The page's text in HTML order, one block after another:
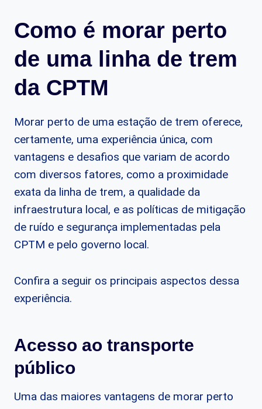
Como é morar perto
de uma linha de trem
da CPTM
Morar perto de uma estação de trem oferece,
certamente, uma experiência única, com
vantagens e desafios que variam de acordo
com diversos fatores, como a proximidade
exata da linha de trem, a qualidade da
infraestrutura local, e as políticas de mitigação
de ruído e segurança implementadas pela
CPTM e pelo governo local.
Confira a seguir os principais aspectos dessa
experiência.
Acesso ao transporte
público
Uma das maiores vantagens de morar perto